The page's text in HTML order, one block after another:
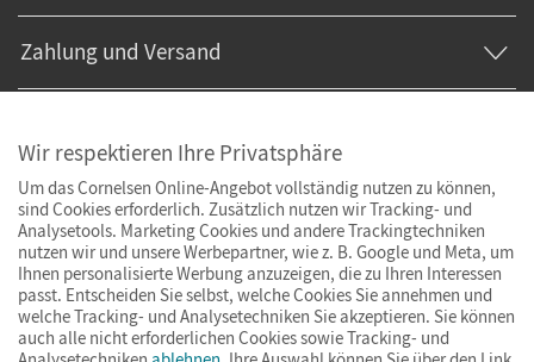
Zahlung und Versand
Wir respektieren Ihre Privatsphäre
Um das Cornelsen Online-Angebot vollständig nutzen zu können,
sind Cookies erforderlich. Zusätzlich nutzen wir Tracking- und
Analysetools. Marketing Cookies und andere Trackingtechniken
nutzen wir und unsere Werbepartner, wie z. B. Google und Meta, um
Ihnen personalisierte Werbung anzuzeigen, die zu Ihren Interessen
passt. Entscheiden Sie selbst, welche Cookies Sie annehmen und
welche Tracking- und Analysetechniken Sie akzeptieren. Sie können
auch alle nicht erforderlichen Cookies sowie Tracking- und